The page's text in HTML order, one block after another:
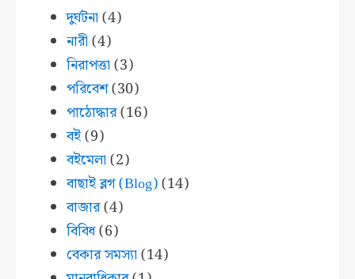
দুর্ঘটনা (4)
নারী (4)
নিরাপত্তা (3)
পরিবেশ(30)
পাঠোদ্ধার(16)
বই(9)
বইমেলা (2)
বাছাই ব্লগ (Blog)(14)
বাজার(4)
বিবিধ(6)
বেকার সমস্যা (14)